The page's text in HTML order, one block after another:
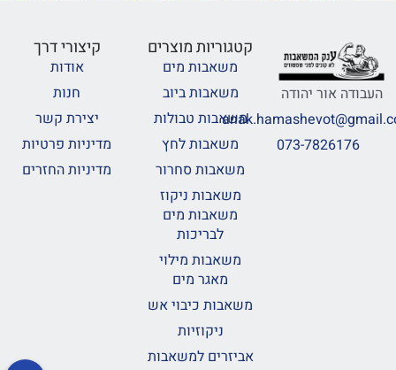
העבודה אור יהודה
073-7826176
קטגוריות מוצרים
משאבות מים
משאבות ביוב
משאבות טבולות
משאבות לחץ
משאבות סחרור
משאבות ניקוז
משאבות מים
לבריכות
משאבות מילוי
מאגר מים
משאבות כיבוי אש
ניקוזיות
אביזרים למשאבות
קיצורי דרך
אודות
חנות
יצירת קשר
מדיניות פרטיות
מדיניות החזרים